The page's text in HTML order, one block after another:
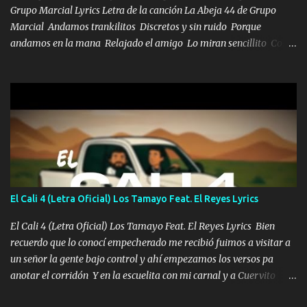
Grupo Marcial Lyrics Letra de la canción La Abeja 44 de Grupo
Marcial Andamos trankilitos Discretos y sin ruido Porque
andamos en la mana Relajado el amigo Lo miran sencillito Con
coronamos Se jala los marciales Y sus guitarras ya van sonando
Un gallardo me prendo Para agarrar el vuelo y la mente y
tranquilizando Tomense un buen trago Y así es como empezamos
los versos que voy cantando (Music) A vido alta y bajas La carreta
se atora Pero nunca le aflojamos Ya me han pasado cosas Y
aunque ustedes no sepan Pero la vida es muy corta Hay que
echarle chingazos Y seguir trabajando porque nada es...
El Cali 4 (Letra Oficial) Los Tamayo Feat. El Reyes Lyrics
El Cali 4 (Letra Oficial) Los Tamayo Feat. El Reyes Lyrics Bien
recuerdo que lo conocí empecherado me recibió fuimos a visitar a
un señor la gente bajo control y ahí empezamos los versos pa
anotar el corridón Y en la escuelita con mi carnal y a Cuervito